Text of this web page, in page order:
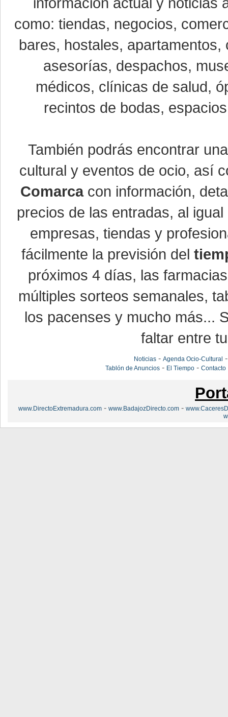
como: tiendas, negocios,
bares, hostales,
asesorías, despachos,
médicos, clínicas de salud,
recintos de bodas,
También podrás encontrar
cultural y eventos de ocio, así
Comarcacon información,
precios de las entradas, al
empresas, tiendas y
fácilmente la previsión del
próximos 4 días, las
múltiples sorteos semanales,
los pacenses y mucho más...
faltar entre
Noticias -Agenda Ocio-Cultural
Tablón de Anuncios - El Tiempo -Contacto
www.DirectoExtremadura.com - www.BadajozDirecto.com -